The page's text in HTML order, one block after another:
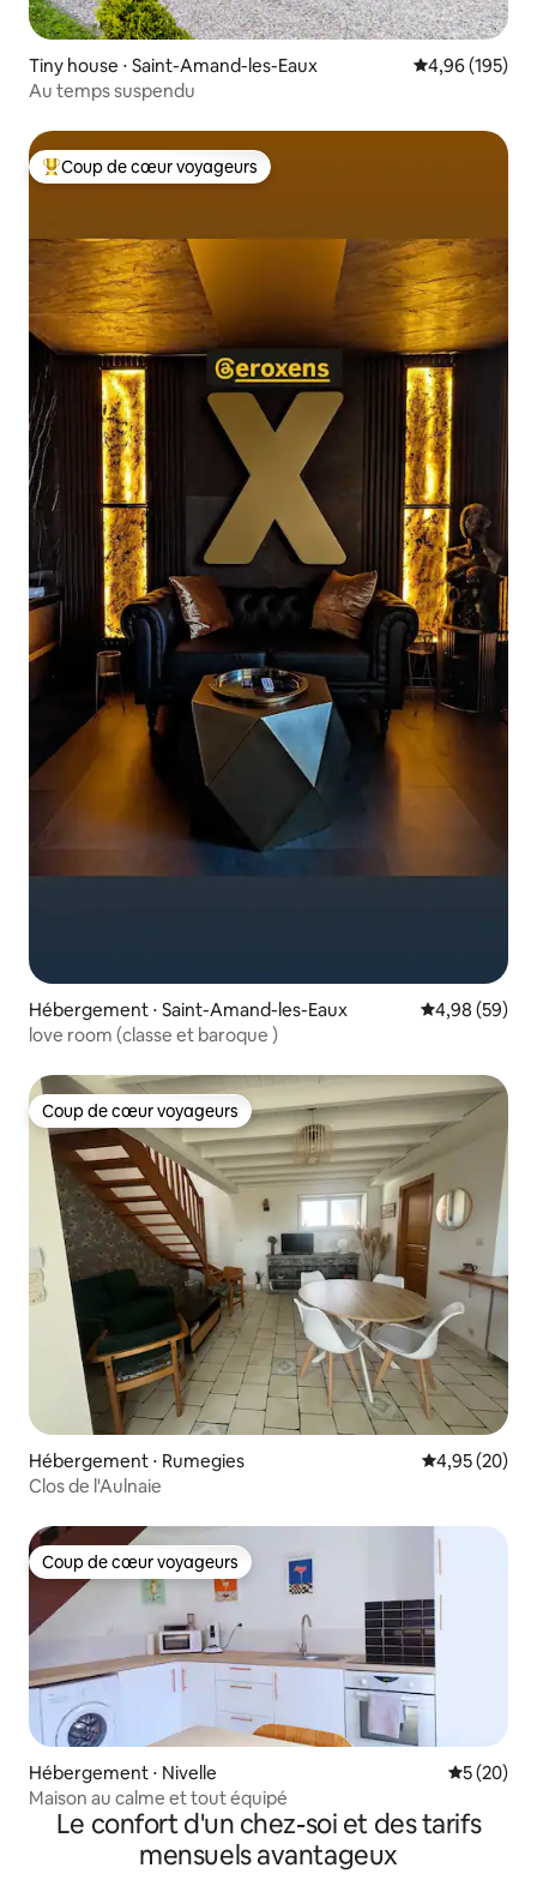
Tiny house ⋅ Saint-Amand-les-Eaux Évaluation
4,96 (195)
Au temps suspendu
Coups de cœur voyageurs les plus appréciés
Coup de cœur voyageurs
Hébergement ⋅ Saint-Amand-les-Eaux Évaluation
4,98 (59)
love room (classe et baroque )
Coup de cœur voyageurs
Coup de cœur voyageurs
Hébergement ⋅ Rumegies Évaluation
4,95 (20)
Clos de l'Aulnaie
Coup de cœur voyageurs
Coup de cœur voyageurs
Hébergement ⋅ Nivelle
5 (20)
Maison au calme et tout équipé
Le confort d'un chez-soi et des tarifs
mensuels avantageux